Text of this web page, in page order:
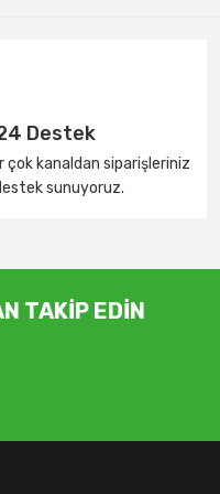
Destek
çok kanaldan siparişleriniz
sunuyoruz.
TAKİP EDİN